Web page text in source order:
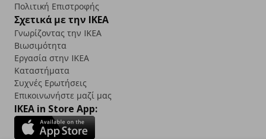
Πολιτική Επιστροφής
Σχετικά με την IKEA
Γνωρίζοντας την IKEA
Βιωσιμότητα
Εργασία στην IKEA
Καταστήματα
Συχνές Ερωτήσεις
Επικοινωνήστε μαζί μας
IKEA in Store App: